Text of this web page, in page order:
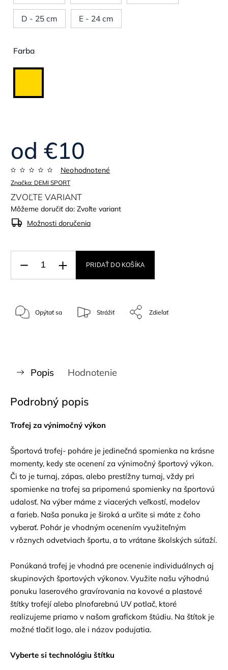
D - 25 cm E - 24 cm
Farba
Značka: DEMI SPORT
Neohodnotené
od €10
ZVOĽTE VARIANT
Môžeme doručiť do: Zvoľte variant
Možnosti doručenia
PRIDAŤ DO KOŠÍKA
Opýtať sa Strážiť Zdieľať
Popis Hodnotenie
Podrobný popis
Trofej za výnimočný výkon
Športová trofej- poháre je jedinečná spomienka na krásne
momenty, kedy ste ocenení za výnimočný športový výkon.
Či to je turnaj, zápas, alebo prestížny turnaj, vždy pri
spomienke na trofej sa pripomenú spomienky na športovú
udalosť. Na výber máme z viacerých veľkostí, modelov
a farieb. Naša ponuka je široká a určite si máte z čoho
vyberať. Pohár je vhodným ocenením využiteľným
v rôznych odvetviach športu, a to vrátane školských súťaží.
Ponúkaná trofej je vhodná pre ocenenie individuálnych aj
skupinových športových výkonov. Využite našu výhodnú
ponuku laserového gravírovania na kovové a plastové
štítky trofejí alebo plnofarebnú UV potlač, ktoré
realizujeme priamo v našom grafickom štúdiu. Na štítok je
možné tlačiť logo, ale i názov podujatia.
Vyberte si technológiu štítku